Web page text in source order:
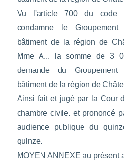
Vu l'article 700 du code
condamne le
bâtiment de la région de
Mme A... la somme de 3
demande du
bâtiment de la région de
Ainsi fait et jugé par la Cour
chambre civile, et prononcé
audience publique du
quinze.
MOYEN ANNEXE au présent